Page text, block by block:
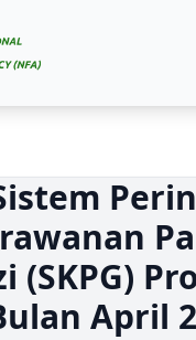
(SKPG)
April